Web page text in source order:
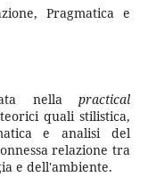
Pragmatica e
nellapractical
quali stilistica,
e analisi del
relazione tra
e dell'ambiente.